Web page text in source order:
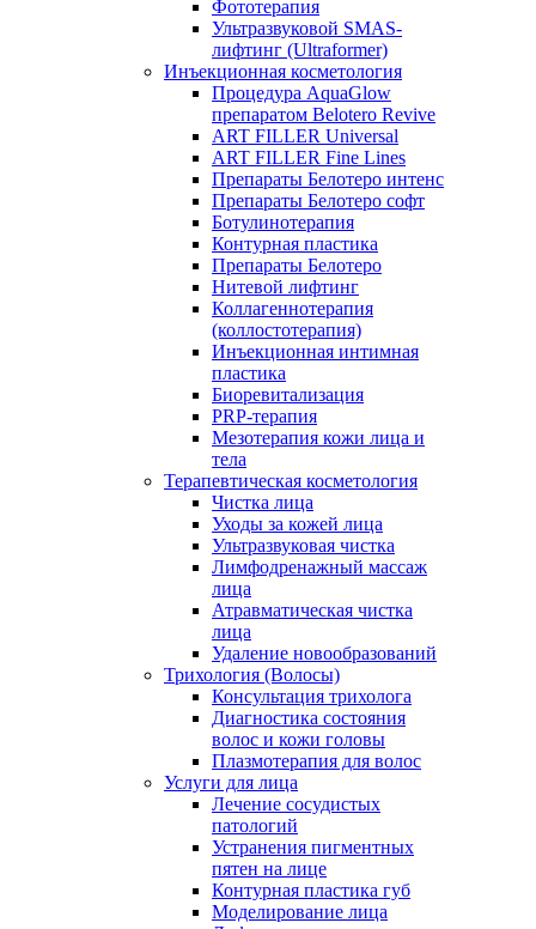
Фототерапия
Ультразвуковой SMAS-
лифтинг (Ultraformer)
Инъекционная косметология
Процедура AquaGlow
препаратом Belotero Revive
ART FILLER Universal
ART FILLER Fine Lines
Препараты Белотеро интенс
Препараты Белотеро софт
Ботулинотерапия
Контурная пластика
Препараты Белотеро
Нитевой лифтинг
Коллагеннотерапия
(коллостотерапия)
Инъекционная интимная
пластика
Биоревитализация
PRP-терапия
Мезотерапия кожи лица и
тела
Терапевтическая косметология
Чистка лица
Уходы за кожей лица
Ультразвуковая чистка
Лимфодренажный массаж
лица
Атравматическая чистка
лица
Удаление новообразований
Трихология (Волосы)
Консультация трихолога
Диагностика состояния
волос и кожи головы
Плазмотерапия для волос
Услуги для лица
Лечение сосудистых
патологий
Устранения пигментных
пятен на лице
Контурная пластика губ
Моделирование лица